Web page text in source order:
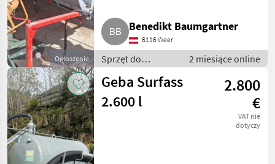
Ogłoszenie
Benedikt Baumgartner
6116 Weer
Sprzęt do
nawożenia i
nawadniania /
Wozy
asenizacyjne
2 miesiące online
Geba Surfass
2.600 l
2.800
€
VAT nie
dotyczy